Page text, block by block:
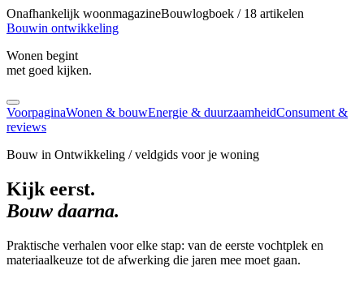
Onafhankelijk woonmagazineBouwlogboek / 18 artikelen
Bouwin ontwikkeling
Wonen begint
met goed kijken.
VoorpaginaWonen & bouwEnergie & duurzaamheidConsument &
reviews
Bouw in Ontwikkeling / veldgids voor je woning
Kijk eerst.
Bouw daarna.
Praktische verhalen voor elke stap: van de eerste vochtplek en
materiaalkeuze tot de afwerking die jaren mee moet gaan.